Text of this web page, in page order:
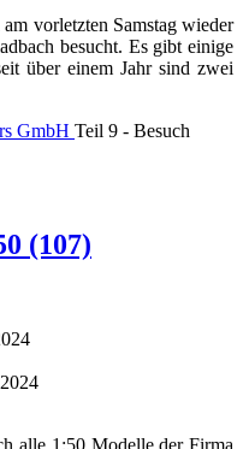
vorletzten Samstag wieder
besucht. Es gibt einige
über einem Jahr sind zwei
GmbH Teil 9 - Besuch
(107)
alle 1:50 Modelle der Firma